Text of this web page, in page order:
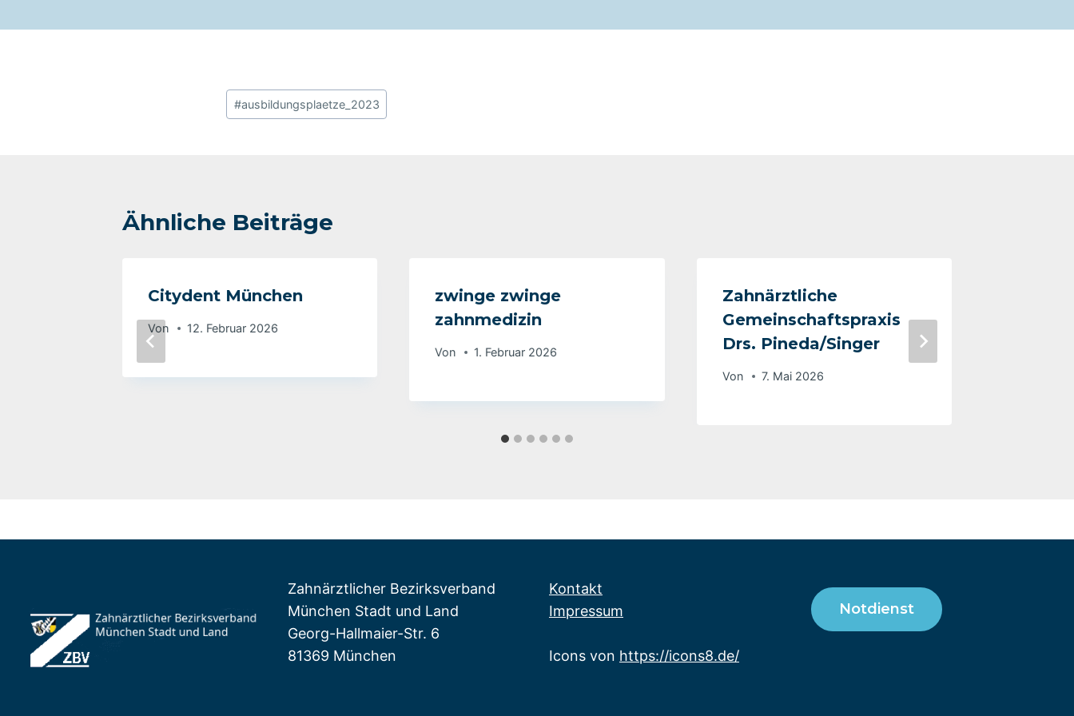
Schlagworte:
#ausbildungsplaetze_2023
Ähnliche Beiträge
Citydent München
Von 12. Februar 2026
zwinge zwinge
zahnmedizin
Von 1. Februar 2026
Zahnärztliche
Gemeinschaftspraxis
Drs. Pineda/Singer
Von 7. Mai 2026
Zahnärztlicher Bezirksverband
München Stadt und Land
Georg-Hallmaier-Str. 6
81369 München
Kontakt
Impressum
Icons von https://icons8.de/
Notdienst